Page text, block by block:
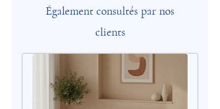
Également consultés par nos
clients